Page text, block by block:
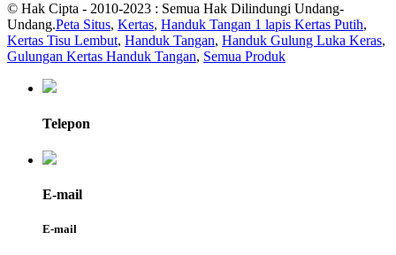
© Hak Cipta - 2010-2023 : Semua Hak Dilindungi Undang-
Undang.Peta Situs, Kertas, Handuk Tangan 1 lapis Kertas Putih,
Kertas Tisu Lembut, Handuk Tangan, Handuk Gulung Luka Keras,
Gulungan Kertas Handuk Tangan, Semua Produk
Telepon
E-mail
E-mail